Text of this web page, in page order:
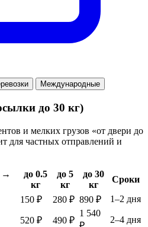
Международные
до 30 кг)
и мелких грузов «от двери до
для частных отправлений и
→
до 0.5
кг
до 5
кг
до 30
кг
Сроки
150 ₽ 280 ₽ 890 ₽ 1–2 дня
520 ₽ 490 ₽
1 540
2–4 дня